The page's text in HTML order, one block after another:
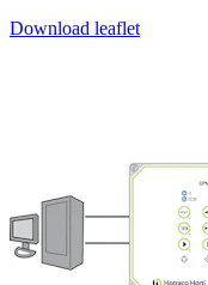
Download leaflet